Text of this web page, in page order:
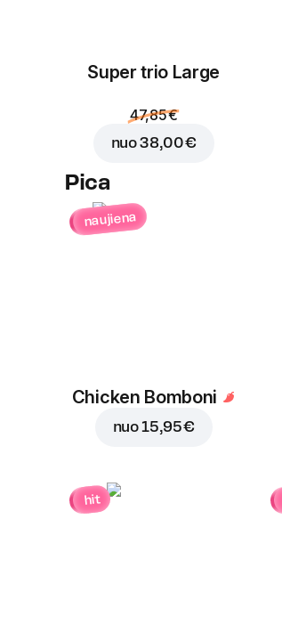
Super trio Large
47,85 €
nuo38,00 €
Pica
naujiena
Chicken Bomboni
nuo15,95 €
hit